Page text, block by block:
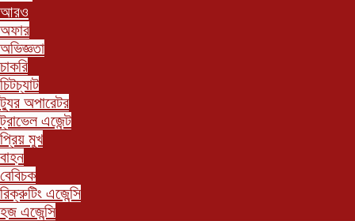
আরও
অফার
অভিজ্ঞতা
চাকরি
চিটচ্যাট
ট্যুর অপারেটর
ট্রাভেল এজেন্ট
প্রিয় মুখ
বাহন
বেবিচক
রিক্রুটিং এজেন্সি
হজ এজেন্সি